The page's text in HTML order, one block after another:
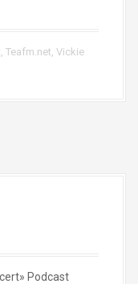
, Teafm.net, Vickie
Podcast